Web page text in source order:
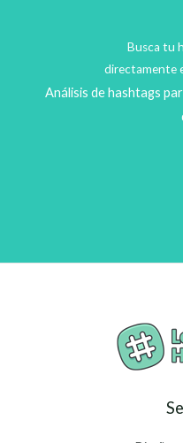
Busca tu
directamente
Análisis de hashtags